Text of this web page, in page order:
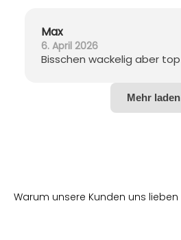
Höhenverstellung. Einige
klappbar, während andere
Meinungen zur Stabilität
Max
6. April 2026
Bisschen wackelig aber top